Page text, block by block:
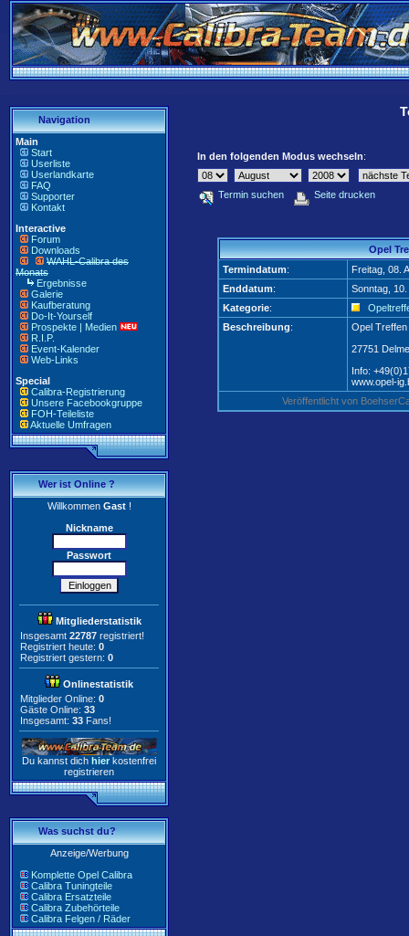
Navigation
Main
Start
Userliste
Userlandkarte
FAQ
Supporter
Kontakt
Interactive
Forum
Downloads
WAHL-Calibra des
Monats
Ergebnisse
Galerie
Kaufberatung
Do-It-Yourself
Prospekte | Medien
R.I.P.
Event-Kalender
Web-Links
Special
Calibra-Registrierung
Unsere Facebookgruppe
FOH-Teileliste
Aktuelle Umfragen
Wer ist Online ?
WillkommenGast!
Nickname
Passwort
Mitgliederstatistik
Insgesamt 22787 registriert!
Registriert heute: 0
Registriert gestern: 0
Onlinestatistik
Mitglieder Online: 0
Gäste Online: 33
Insgesamt: 33 Fans!
Du kannst dich hier kostenfrei
registrieren
Was suchst du?
Anzeige/Werbung
Komplette Opel Calibra
Calibra Tuningteile
Calibra Ersatzteile
Calibra Zubehörteile
Calibra Felgen / Räder
In den folgenden Modus wechseln:
Termin suchen Seite drucken
Opel
Termindatum:
Freitag, 08.
Enddatum:
Sonntag,
Kategorie:
Beschreibung:
Opel
27751
Info:
www.opel-
Veröffentlicht von